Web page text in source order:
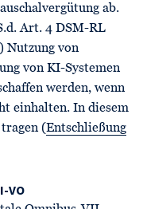
ab.
Art. 4 DSM-RL
Nutzung von
von KI-Systemen
werden, wenn
einhalten. In diesem
(Entschließung
VO